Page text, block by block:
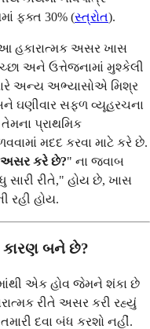
ફક્ત 30% (સ્ત્રોત).
હકારાત્મક અસર ખાસ
અને ઉત્તેજનામાં મુશ્કેલી
અન્ય અભ્યાસોએ મિશ્ર
ઘણીવાર સફળ વ્યૂહરચના
પ્રાથમિક
મદદ કરવા માટે કરે છે.
અસર કરે છે?" ના જવાબ
સારી રીતે," હોય છે, ખાસ
રહી હોય.
બને છે?
એક હોવ જેમને શંકા છે
રીતે અસર કરી રહ્યું
દવા બંધ કરશો નહીં.